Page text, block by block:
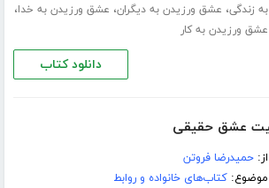
به زندگی، عشق ورزیدن به دیگران، عشق ورزیدن به خدا،
عشق ورزیدن به کار
دانلود کتاب
از:حمیدرضا فروتن
موضوع:کتاب‌های خانواده و روابط